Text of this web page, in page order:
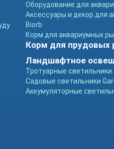
Оборудование для
Аксессуары и декор для
Biorb
Корм для аквариумных
Корм для прудовых
Ландшафтное
Тротуарные светильники
Садовые светильники
Аккумуляторные